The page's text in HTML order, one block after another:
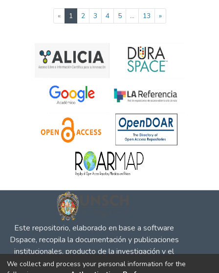
« 1(current)
2 3 4 5 ... 13 »
Este repositorio, elaborado en base a software
Dspace, recopila la documentación y publicaciones
institucionales, producto de la investigación y el
desempeño en defensa de la competencia, la
We collect and process your personal information for the